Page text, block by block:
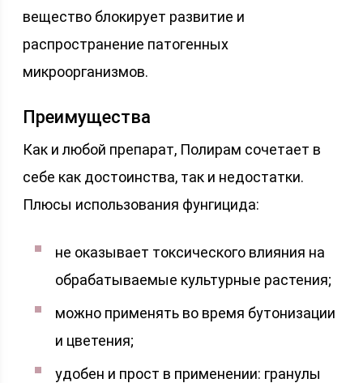
вещество блокирует развитие и
распространение патогенных
микроорганизмов.
Преимущества
Как и любой препарат, Полирам сочетает в
себе как достоинства, так и недостатки.
Плюсы использования фунгицида:
не оказывает токсического влияния на
обрабатываемые культурные растения;
можно применять во время бутонизации
и цветения;
удобен и прост в применении: гранулы